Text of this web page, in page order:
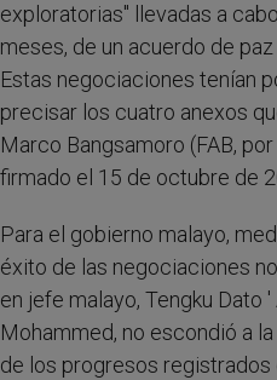
exploratorias" llevadas a
meses, de un acuerdo de
Estas negociaciones tenían
precisar los cuatro anexos
Marco Bangsamoro (FAB,
firmado el 15 de octubre de
Para el gobierno malayo,
éxito de las negociaciones
en jefe malayo, Tengku Dato '
Mohammed, no escondió a
de los progresos